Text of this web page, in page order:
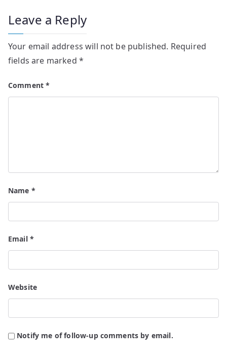
Leave a Reply
Your email address will not be published. Required
fields are marked *
Comment*
Name *
Email *
Website
Notify me of follow-up comments by email.